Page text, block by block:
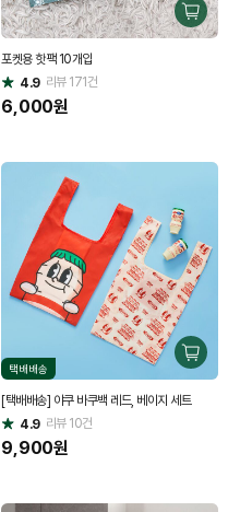
구
매
포켓용 핫팩 10개입
별
점
4.9 리뷰171건
6,000원
택배배송
구
매
하
[택배배송] 야쿠 바쿠백 레드, 베이지 세트
별
점
4.9 리뷰10건
9,900원